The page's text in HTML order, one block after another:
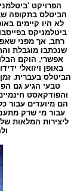
הפרויקט
הביטלס בתקופה
לא היו קיימים
ביטלמניקס
רחב, אך מפני
שנכתבו מוגבלת
אפשרי, הוקם
באופן ויזואלי
הביטלס בעברית.
טבעי הגיע גם
והפודקאסט
הם מיועדים עבור
עבור מי שרק
ליצירות המלאות